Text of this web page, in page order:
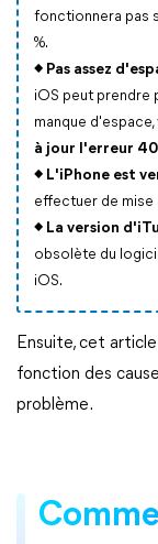
fonctionnera pas
%.
◆ Pas assez
iOS peut prendre
manque
à jour l'erreur
◆ L'iPhone est
effectuer de mise
◆ La version
obsolète du
iOS.
Ensuite, cet
fonction des
problème.